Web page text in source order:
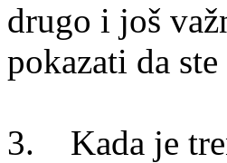
drugo i još
pokazati da
3. Kada je